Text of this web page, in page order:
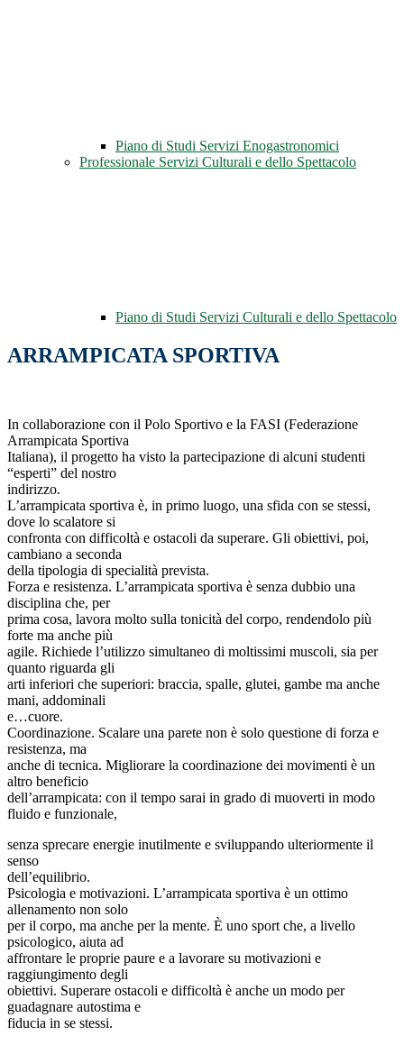
Piano di Studi Servizi Enogastronomici
Professionale Servizi Culturali e dello Spettacolo
Piano di Studi Servizi Culturali e dello Spettacolo
ARRAMPICATA SPORTIVA
In collaborazione con il Polo Sportivo e la FASI (Federazione
Arrampicata Sportiva
Italiana), il progetto ha visto la partecipazione di alcuni studenti
“esperti” del nostro
indirizzo.
L’arrampicata sportiva è, in primo luogo, una sfida con se stessi,
dove lo scalatore si
confronta con difficoltà e ostacoli da superare. Gli obiettivi, poi,
cambiano a seconda
della tipologia di specialità prevista.
Forza e resistenza. L’arrampicata sportiva è senza dubbio una
disciplina che, per
prima cosa, lavora molto sulla tonicità del corpo, rendendolo più
forte ma anche più
agile. Richiede l’utilizzo simultaneo di moltissimi muscoli, sia per
quanto riguarda gli
arti inferiori che superiori: braccia, spalle, glutei, gambe ma anche
mani, addominali
e…cuore.
Coordinazione. Scalare una parete non è solo questione di forza e
resistenza, ma
anche di tecnica. Migliorare la coordinazione dei movimenti è un
altro beneficio
dell’arrampicata: con il tempo sarai in grado di muoverti in modo
fluido e funzionale,
senza sprecare energie inutilmente e sviluppando ulteriormente il
senso
dell’equilibrio.
Psicologia e motivazioni. L’arrampicata sportiva è un ottimo
allenamento non solo
per il corpo, ma anche per la mente. È uno sport che, a livello
psicologico, aiuta ad
affrontare le proprie paure e a lavorare su motivazioni e
raggiungimento degli
obiettivi. Superare ostacoli e difficoltà è anche un modo per
guadagnare autostima e
fiducia in se stessi.